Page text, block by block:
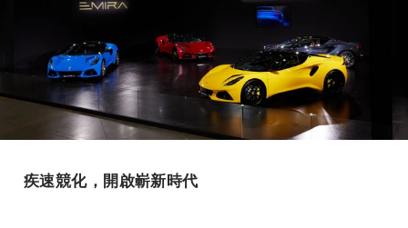
疾速競化，開啟嶄新時代